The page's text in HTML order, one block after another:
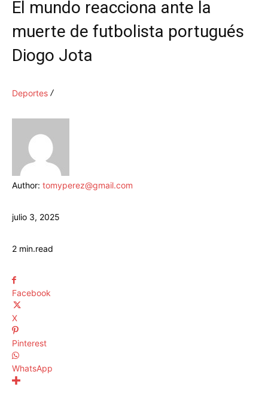
El mundo reacciona ante la
muerte de futbolista portugués
Diogo Jota
Deportes
Author: tomyperez@gmail.com
julio 3, 2025
2 min.read
Facebook
X
Pinterest
WhatsApp